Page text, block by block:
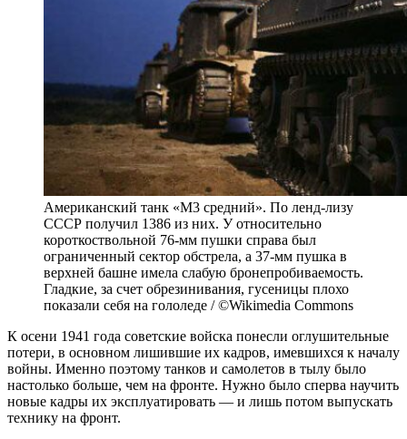
Американский танк «М3 средний». По ленд-лизу
СССР получил 1386 из них. У относительно
короткоствольной 76-мм пушки справа был
ограниченный сектор обстрела, а 37-мм пушка в
верхней башне имела слабую бронепробиваемость.
Гладкие, за счет обрезинивания, гусеницы плохо
показали себя на гололеде / ©Wikimedia Commons
К осени 1941 года советские войска понесли оглушительные
потери, в основном лишившие их кадров, имевшихся к началу
войны. Именно поэтому танков и самолетов в тылу было
настолько больше, чем на фронте. Нужно было сперва научить
новые кадры их эксплуатировать — и лишь потом выпускать
технику на фронт.